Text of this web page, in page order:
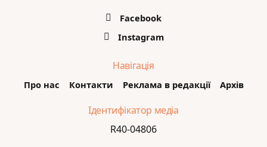
Facebook
Instagram
Навігація
Про нас Контакти Реклама в редакції Архів
Ідентифікатор медіа
R40-04806